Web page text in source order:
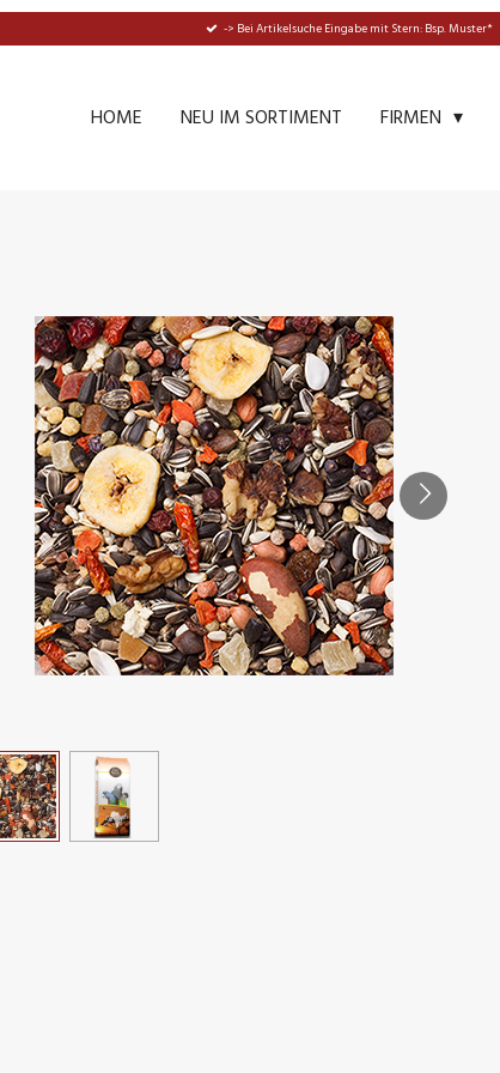
-> Bei Artikelsuche Eingabe mit Stern: Bsp. Muster*
HOME NEU IM SORTIMENT FIRMEN